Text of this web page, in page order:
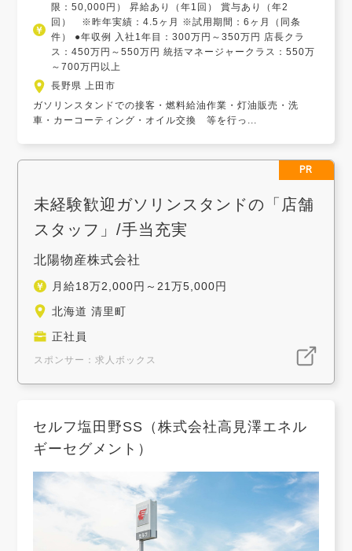
限：50,000円） 昇給あり（年1回） 賞与あり（年2
回） ※昨年実績：4.5ヶ月 ※試用期間：6ヶ月（同条
件） ●年収例 入社1年目：300万円～350万円 店長クラ
ス：450万円～550万円 統括マネージャークラス：550万
～700万円以上
長野県 上田市
ガソリンスタンドでの接客・燃料給油作業・灯油販売・洗
車・カーコーティング・オイル交換 等を行っ...
PR
未経験歓迎ガソリンスタンドの「店舗
スタッフ」/手当充実
北陽物産株式会社
月給18万2,000円～21万5,000円
北海道 清里町
正社員
スポンサー：求人ボックス
セルフ塩田野SS（株式会社高見澤エネル
ギーセグメント）